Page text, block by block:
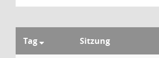
Tag Sitzung